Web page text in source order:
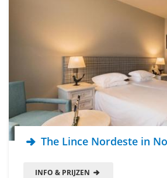
The Lince Nordeste in
INFO & PRIJZEN